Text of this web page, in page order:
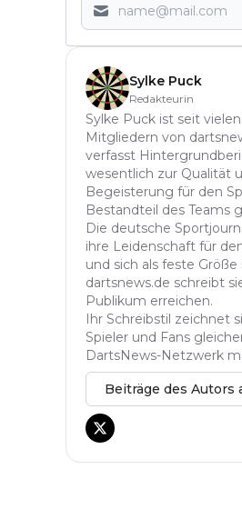
Sylke Puck
Redakteurin
Sylke Puck ist seit
Mitgliedern von
verfasst
wesentlich zur Qualität
Begeisterung für den
Bestandteil des Teams
Die deutsche
ihre Leidenschaft für
und sich als feste
dartsnews.de schreibt
Publikum erreichen.
Ihr Schreibstil zeichnet
Spieler und Fans
DartsNews-Netzwerk
Beiträge des Autors